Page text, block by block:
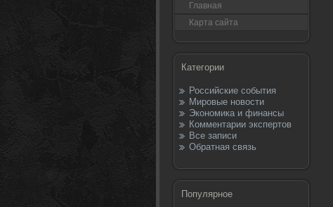
Главная
Карта сайта
Категории
Российские события
Мировые новости
Экономика и финансы
Комментарии экспертов
Все записи
Обратная связь
Популярное